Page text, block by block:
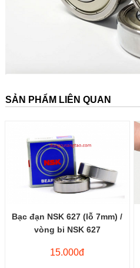
SẢN PHẨM LIÊN QUAN
Bạc đạn NSK 627 (lỗ 7mm) /
vòng bi NSK 627
15.000đ